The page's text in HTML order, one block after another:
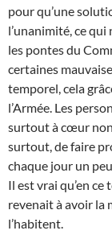
pour qu’une
l’unanimité, ce qui
les pontes du
certaines
temporel, cela
l’Armée. Les
surtout à cœur
surtout, de faire
chaque jour un
Il est vrai qu’en
revenait à avoir la
l’habitent.